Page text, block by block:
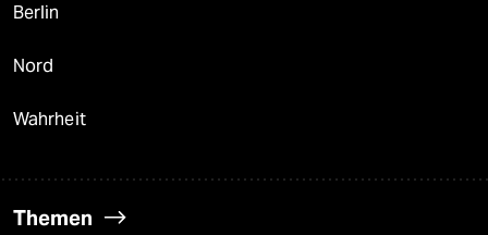
Berlin
Nord
Wahrheit
Themen